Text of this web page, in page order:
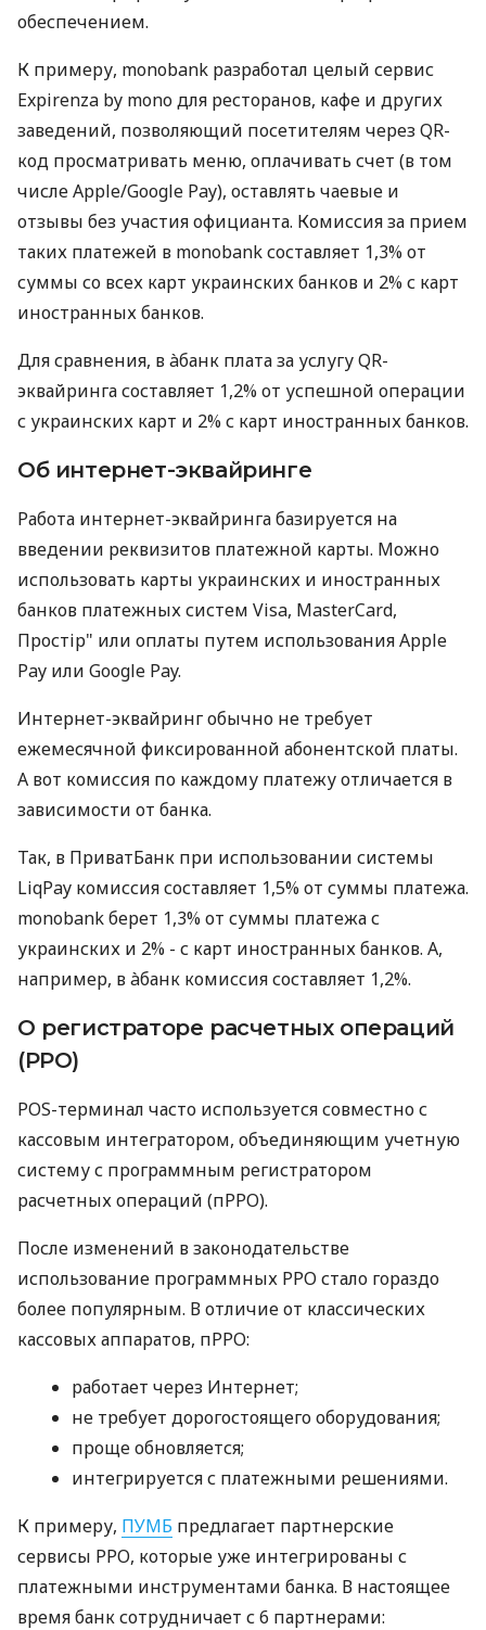
обеспечением.
К примеру, monobank разработал целый сервис
Expirenza by mono для ресторанов, кафе и других
заведений, позволяющий посетителям через QR-
код просматривать меню, оплачивать счет (в том
числе Apple/Google Pay), оставлять чаевые и
отзывы без участия официанта. Комиссия за прием
таких платежей в monobank составляет 1,3% от
суммы со всех карт украинских банков и 2% с карт
иностранных банков.
Для сравнения, в àбанк плата за услугу QR-
эквайринга составляет 1,2% от успешной операции
с украинских карт и 2% с карт иностранных банков.
Об интернет-эквайринге
Работа интернет-эквайринга базируется на
введении реквизитов платежной карты. Можно
использовать карты украинских и иностранных
банков платежных систем Visa, MasterCard,
Простір" или оплаты путем использования Apple
Pay или Google Pay.
Интернет-эквайринг обычно не требует
ежемесячной фиксированной абонентской платы.
А вот комиссия по каждому платежу отличается в
зависимости от банка.
Так, в ПриватБанк при использовании системы
LiqPay комиссия составляет 1,5% от суммы платежа.
monobank берет 1,3% от суммы платежа с
украинских и 2% - с карт иностранных банков. А,
например, в àбанк комиссия составляет 1,2%.
О регистраторе расчетных операций
(РРО)
POS-терминал часто используется совместно с
кассовым интегратором, объединяющим учетную
систему с программным регистратором
расчетных операций (пРРО).
После изменений в законодательстве
использование программных РРО стало гораздо
более популярным. В отличие от классических
кассовых аппаратов, пРРО:
работает через Интернет;
не требует дорогостоящего оборудования;
проще обновляется;
интегрируется с платежными решениями.
К примеру, ПУМБ предлагает партнерские
сервисы РРО, которые уже интегрированы с
платежными инструментами банка. В настоящее
время банк сотрудничает с 6 партнерами: